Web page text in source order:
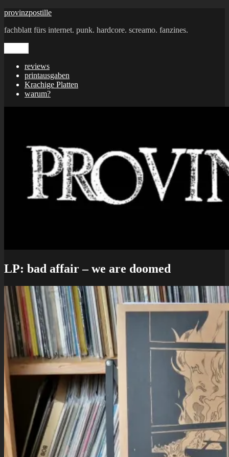
Zum
springen
provinzpostille
fachblatt fürs internet. punk. hardcore. screamo. fanzines.
reviews
printausgaben
Krachige Platten
warum?
LP: bad affair – we are doomed